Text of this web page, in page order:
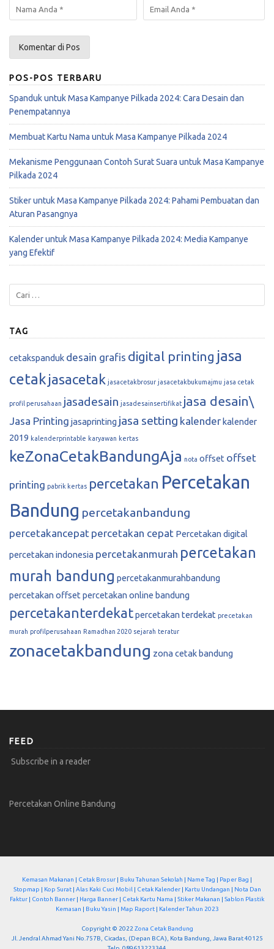
POS-POS TERBARU
Spanduk untuk Masa Kampanye Pilkada 2024: Cara Desain dan
Penempatannya
Membuat Kartu Nama untuk Masa Kampanye Pilkada 2024
Mekanisme Penggunaan Contoh Surat Suara untuk Masa Kampanye
Pilkada 2024
Stiker untuk Masa Kampanye Pilkada 2024: Pahami Pembuatan dan
Aturan Pasangnya
Kalender untuk Masa Kampanye Pilkada 2024: Media Kampanye
yang Efektif
TAG
cetakspanduk desain grafis digital printing jasa
cetak jasacetak jasacetakbrosur jasacetakbukumajmu jasa cetak
profil perusahaan jasadesain jasadesainsertifikat jasa desain\
Jasa Printing jasaprinting jasa setting kalender kalender
2019 kalenderprintable karyawan kertas
keZonaCetakBandungAja nota offset offset
printing pabrik kertas percetakan Percetakan
Bandung percetakanbandung
percetakancepat percetakan cepat Percetakan digital
percetakan indonesia percetakanmurah percetakan
murah bandung percetakanmurahbandung
percetakan offset percetakan online bandung
percetakanterdekatpercetakan terdekat precetakan
murah profilperusahaan Ramadhan 2020 sejarah teratur
zonacetakbandung zona cetak bandung
FEED
Subscribe in a reader
Percetakan Online Bandung
Kemasan Makanan Cetak Brosur Buku Tahunan Sekolah Name Tag Paper Bag
Stopmap
Kop Surat| Alas Kaki Cuci Mobil| Cetak Kalender| Kartu Undangan
Nota Dan
Faktur
Contoh Banner Harga Banner Cetak Kartu Nama Stiker Makanan
Sablon Plastik
Kemasan
Buku Yasin Map Raport| Kalender Tahun 2023
Copyright © 2022Zona Cetak Bandung
Jl. Jendral Ahmad Yani No.757B, Cicadas, (Depan BCA), Kota Bandung, Jawa Barat 40125